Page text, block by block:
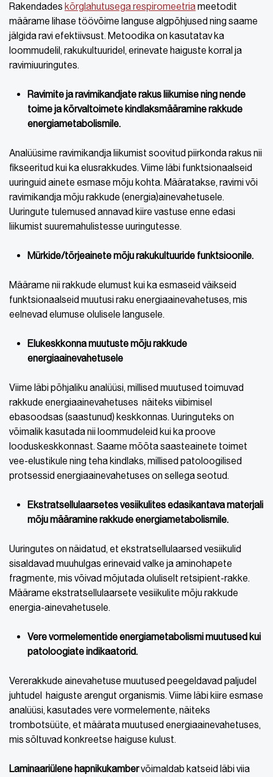
Rakendades kõrglahutusega respiromeetriameetodit
määrame lihase töövõime languse algpõhjused ning saame
jälgida ravi efektiivsust. Metoodika on kasutatav ka
loommudelil, rakukultuuridel, erinevate haiguste korral ja
ravimiuuringutes.
Ravimite ja ravimikandjate rakus liikumise ning nende
toime ja kõrvaltoimete kindlaksmääramine rakkude
energiametabolismile.
Analüüsime ravimikandja liikumist soovitud piirkonda rakus nii
fikseeritud kui ka elusrakkudes. Viime läbi funktsionaalseid
uuringuid ainete esmase mõju kohta. Määratakse, ravimi või
ravimikandja mõju rakkude (energia)ainevahetusele.
Uuringute tulemused annavad kiire vastuse enne edasi
liikumist suuremahulistesse uuringutesse.
Mürkide/tõrjeainete mõju rakukultuuride funktsioonile.
Määrame nii rakkude elumust kui ka esmaseid väikseid
funktsionaalseid muutusi raku energiaainevahetuses, mis
eelnevad elumuse olulisele langusele.
Elukeskkonna muutuste mõju rakkude
energiaainevahetusele
Viime läbi põhjaliku analüüsi, millised muutused toimuvad
rakkude energiaainevahetuses näiteks viibimisel
ebasoodsas (saastunud) keskkonnas. Uuringuteks on
võimalik kasutada nii loommudeleid kui ka proove
looduskeskkonnast. Saame mõõta saasteainete toimet
vee-elustikule ning teha kindlaks, millised patoloogilised
protsessid energiaainevahetuses on sellega seotud.
Ekstratsellulaarsetes vesiikulites edasikantava materjali
mõju määramine rakkude energiametabolismile.
Uuringutes on näidatud, et ekstratsellulaarsed vesiikulid
sisaldavad muuhulgas erinevaid valke ja aminohapete
fragmente, mis võivad mõjutada oluliselt retsipient-rakke.
Määrame ekstratsellulaarsete vesiikulite mõju rakkude
energia-ainevahetusele.
Vere vormelementide energiametabolismi muutused kui
patoloogiate indikaatorid.
Vererakkude ainevahetuse muutused peegeldavad paljudel
juhtudel haiguste arengut organismis. Viime läbi kiire esmase
analüüsi, kasutades vere vormelemente, näiteks
trombotsüüte, et määrata muutused energiaainevahetuses,
mis sõltuvad konkreetse haiguse kulust.
Laminaariülene hapnikukambervõimaldab katseid läbi viia